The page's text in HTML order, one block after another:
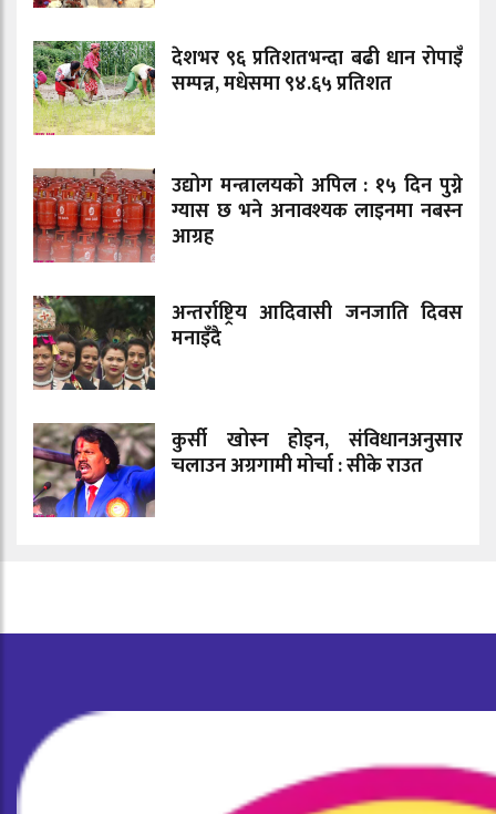
देशभर ९६ प्रतिशतभन्दा बढी धान रोपाइँ
सम्पन्न, मधेसमा ९४.६५ प्रतिशत
उद्योग मन्त्रालयको अपिल : १५ दिन पुग्ने
ग्यास छ भने अनावश्यक लाइनमा नबस्न
आग्रह
अन्तर्राष्ट्रिय आदिवासी जनजाति दिवस
मनाइँदै
कुर्सी खोस्न होइन, संविधानअनुसार
चलाउन अग्रगामी मोर्चा : सीके राउत